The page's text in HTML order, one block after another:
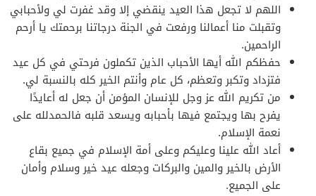
اللهم لا تجعل هذا العيد ينقضي إلا وقد غفرت لي ولأحبابي
وتقبلت منا أعمالنا ورفعت في الجنة درجاتنا برحمتك يا أرحم
الراحمين.
حفظكم الله أيها الأحباب الذين تكملون فرحتي في كل عيد
فتزداد وتكبر وتعظم، كل عام وأنتم الخير كله بالنسبة لي.
من تكريم الله عز وجل للإنسان المؤمن أن جعل له أعايدًا
يفرح بها ويجتمع فيها بأحبابه ويسعد قلبه فالحمدلله على
نعمة الإسلام.
أعاد الله علينا وعليكم وعلى أمة الإسلام في جميع بقاع
الأرض بالخير والمين والبركات وجعله عيد خير وسلام وأمان
على الجميع.